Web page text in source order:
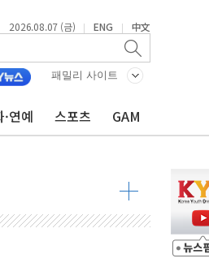
2026.08.07 (금) | ENG | 中文
패밀리 사이트
연예 스포츠 GAM
력"